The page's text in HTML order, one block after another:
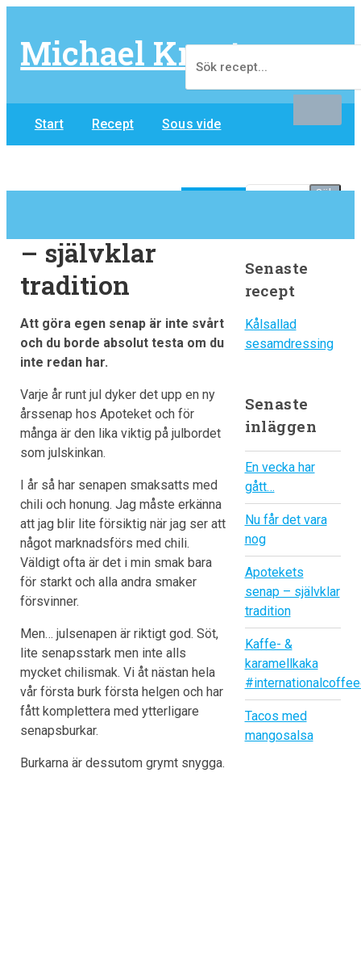
Michael Krantz
Start Recept Sous vide
START NYHETER
– självklar
tradition
Att göra egen senap är inte svårt
och du borde absolut testa om du
inte redan har.
Varje år runt jul dyker det upp en ny
årssenap hos Apoteket och för
många är den lika viktig på julbordet
som julskinkan.
I år så har senapen smaksatts med
chili och honung. Jag måste erkänna
att jag blir lite försiktig när jag ser att
något marknadsförs med chili.
Väldigt ofta är det i min smak bara
för starkt och alla andra smaker
försvinner.
Men… julsenapen är riktigt god. Söt,
lite senapsstark men inte alls
mycket chilismak. Vi åt nästan hela
vår första burk första helgen och har
fått komplettera med ytterligare
senapsburkar.
Burkarna är dessutom grymt snygga.
Senaste
recept
Kålsallad
sesamdressing
Senaste
inläggen
En vecka har
gått…
Nu får det vara
nog
Apotekets
senap – självklar
tradition
Kaffe- &
karamellkaka
Tacos med
mangosalsa